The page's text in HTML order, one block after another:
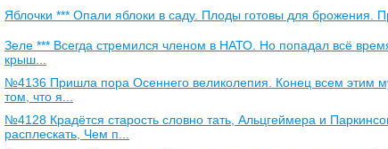
Яблочки *** Опали яблоки в саду. Плоды готовы для брожения.
Зеле *** Всегда стремился членом в НАТО. Но попадал всё
крыш...
№4136 Пришла пора Осеннего великолепия. Конец всем этим
том, что я...
№4128 Крадётся старость словно тать, Альцгеймера и
расплескать, Чем п...